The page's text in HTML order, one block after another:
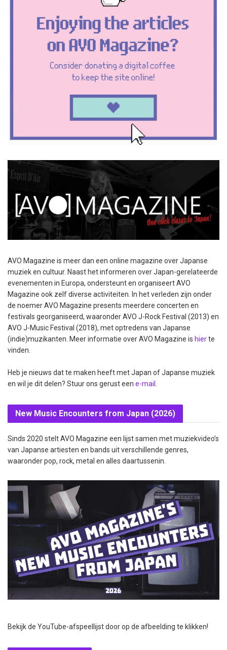
AVO Magazine is meer dan een online magazine over Japanse
muziek en cultuur. Naast het informeren over Japan-gerelateerde
evenementen in Europa, ondersteunt en organiseert AVO
Magazine ook zelf diverse activiteiten. In het verleden zijn onder
de noemer AVO Magazine presents meerdere concerten en
festivals georganiseerd, waaronder AVO J-Rock Festival (2013) en
AVO J-Music Festival (2018), met optredens van Japanse
(indie)muzikanten. Meer informatie over AVO Magazine is hierte
vinden.
Heb je nieuws dat te maken heeft met Japan of Japanse muziek
en wil je dit delen? Stuur ons gerust een e-mail
New Music Encounters from Japan (2026)
Sinds 2020 stelt AVO Magazine een lijst samen met muziekvideo’s
van Japanse artiesten en bands uit verschillende genres,
waaronder pop, rock, metal en alles daartussenin.
Bekijk de YouTube-afspeellijst door op de afbeelding te klikken!